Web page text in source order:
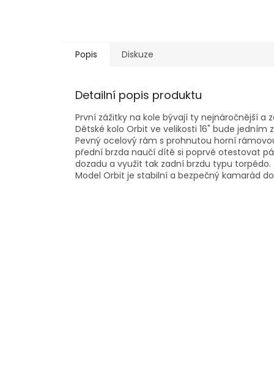
Popis Diskuze
Detailní popis produktu
První zážitky na kole bývají ty nejnáročnější a
Dětské kolo Orbit ve velikosti 16" bude
Pevný ocelový rám s prohnutou horní
přední brzda naučí dítě si poprvé otestovat
dozadu a využit tak zadní brzdu typu torpédo.
Model Orbit je stabilní a bezpečný kamarád